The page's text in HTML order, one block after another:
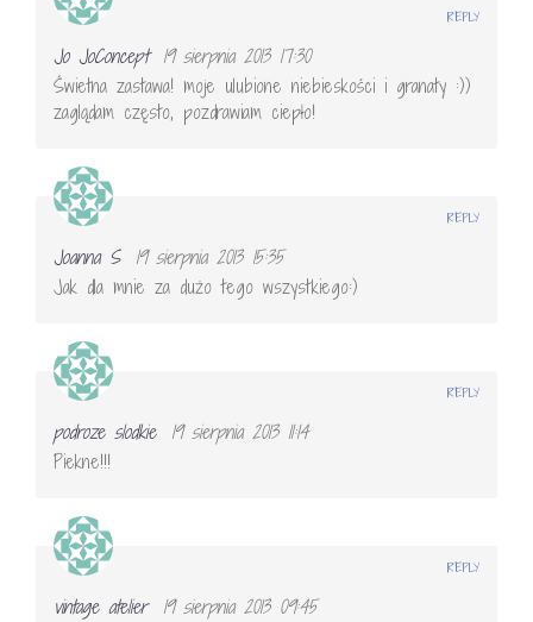
Jo JoConcept
19 sierpnia 2013 17:30
Świetna zastawa! moje ulubione niebieskości i granaty :))
zaglądam często, pozdrawiam ciepło!
REPLY
Joanna S
19 sierpnia 2013 15:35
Jak dla mnie za dużo tego wszystkiego:)
REPLY
podroze slodkie
19 sierpnia 2013 11:14
Piekne!!!
REPLY
vintage atelier
19 sierpnia 2013 09:45
REPLY